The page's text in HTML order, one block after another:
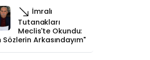
İmralı
Tutanakları
Meclis'te Okundu:
Arkasındayım"